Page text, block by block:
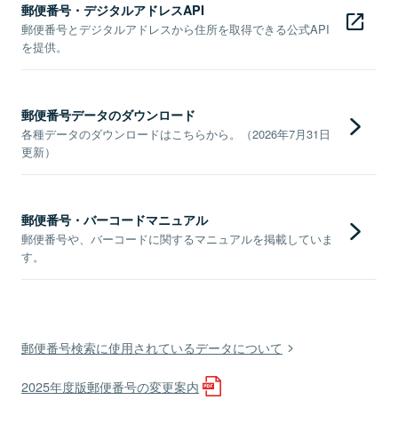
郵便番号・デジタルアドレスAPI
郵便番号とデジタルアドレスから住所を取得できる公式API
を提供。
郵便番号データのダウンロード
各種データのダウンロードはこちらから。（2026年7月31日
更新）
郵便番号・バーコードマニュアル
郵便番号や、バーコードに関するマニュアルを掲載していま
す。
郵便番号検索に使用されているデータについて
2025年度版郵便番号の変更案内